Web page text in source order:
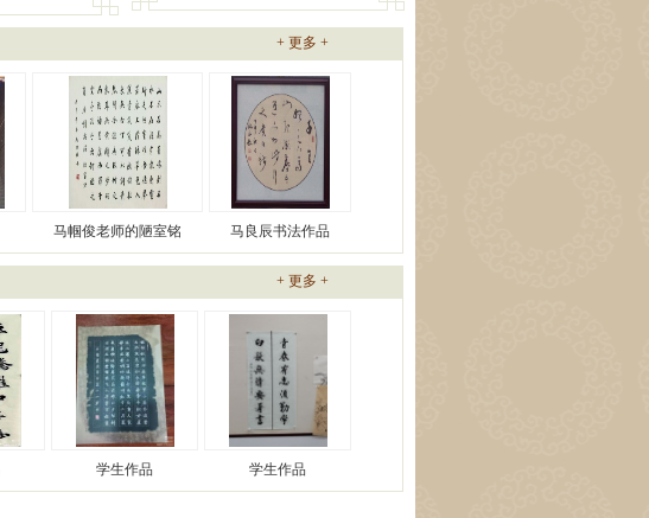
+ 更多 +
马帼俊老师的陋室铭 马良辰书法作品
+ 更多 +
学生作品 学生作品